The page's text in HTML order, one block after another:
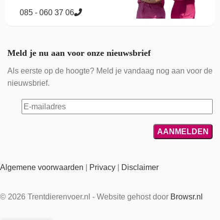
085 - 060 37 06
Meld je nu aan voor onze nieuwsbrief
Als eerste op de hoogte? Meld je vandaag nog aan voor de
nieuwsbrief.
Algemene voorwaarden Privacy Disclaimer
© 2026 Trentdierenvoer.nl - Website gehost door Browsr.nl